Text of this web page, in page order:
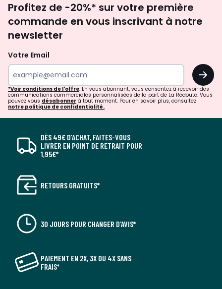
newsletter
Profitez de -20%* sur votre première
commande en vous inscrivant à notre
newsletter
Votre Email
OK
*Voir conditions de l'offre. En vous abonnant, vous consentez à recevoir des
communications commerciales personnalisées de la part de La Redoute. Vous
pouvez vous désabonner à tout moment. Pour en savoir plus, consultez
notre politique de confidentialité.
DÈS 49€ D’ACHAT, FAITES-VOUS
LIVRER EN POINT DE RETRAIT POUR
1,95€*
RETOURS GRATUITS*
30 JOURS POUR CHANGER D'AVIS*
PAIEMENT EN 2X, 3X OU 4X SANS
FRAIS*